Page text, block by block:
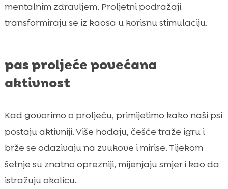
mentalnim zdravljem. Proljetni podražaji
transformiraju se iz kaosa u korisnu stimulaciju.
pas proljeće povećana
aktivnost
Kad govorimo o proljeću, primijetimo kako naši psi
postaju aktivniji. Više hodaju, češće traže igru i
brže se odazivaju na zvukove i mirise. Tijekom
šetnje su znatno oprezniji, mijenjaju smjer i kao da
istražuju okolicu.